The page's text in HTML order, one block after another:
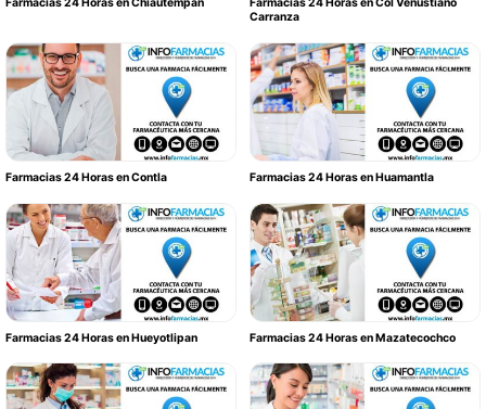
Farmacias 24 Horas en Chiautempan
Farmacias 24 Horas en Col Venustiano
Carranza
Farmacias 24 Horas en Contla Farmacias 24 Horas en Huamantla
Farmacias 24 Horas en Hueyotlipan Farmacias 24 Horas en Mazatecochco